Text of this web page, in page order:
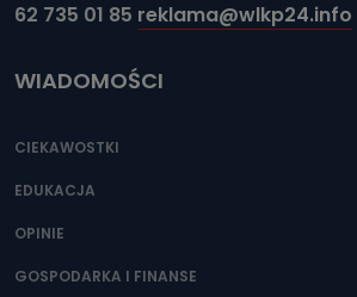
62 735 01 85 reklama@wlkp24.info
WIADOMOŚCI
CIEKAWOSTKI
EDUKACJA
OPINIE
GOSPODARKA I FINANSE